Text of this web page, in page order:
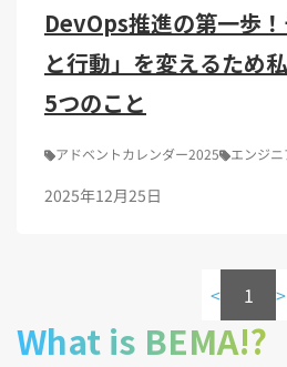
DevOps推進の第一歩
と行動」を変えるため
5つのこと
アドベントカレンダー2025 エンジ
2025年12月25日
< 1 >
What is BEMA!?